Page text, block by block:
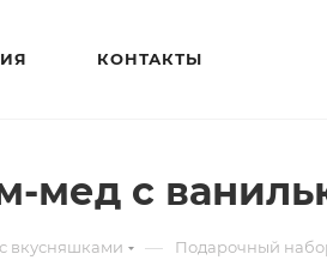
КОНТАКТЫ
мед с
вкусняшками — Подарочный